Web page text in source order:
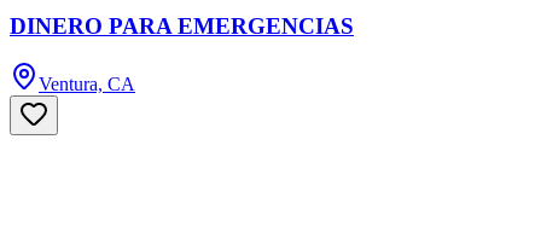
DINERO PARA EMERGENCIAS
Ventura, CA